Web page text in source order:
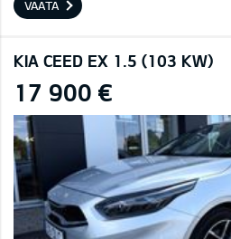
VAATA
KIA CEED EX 1.5 (103 KW)
17 900 €